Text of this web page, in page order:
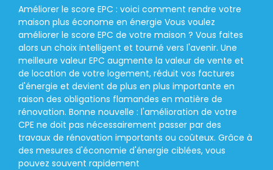
Améliorer le score EPC : voici comment rendre votre
maison plus économe en énergie Vous voulez
améliorer le score EPC de votre maison ? Vous faites
alors un choix intelligent et tourné vers l'avenir. Une
meilleure valeur EPC augmente la valeur de vente et
de location de votre logement, réduit vos factures
d'énergie et devient de plus en plus importante en
raison des obligations flamandes en matière de
rénovation. Bonne nouvelle : l'amélioration de votre
CPE ne doit pas nécessairement passer par des
travaux de rénovation importants ou coûteux. Grâce à
des mesures d'économie d'énergie ciblées, vous
pouvez souvent rapidement